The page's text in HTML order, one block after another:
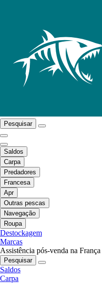
Pesquisar
Saldos
Carpa
Predadores
Francesa
Apr
Outras pescas
Navegação
Roupa
Destockagem
Marcas
Assistência pós-venda na França
Pesquisar
Saldos
Carpa